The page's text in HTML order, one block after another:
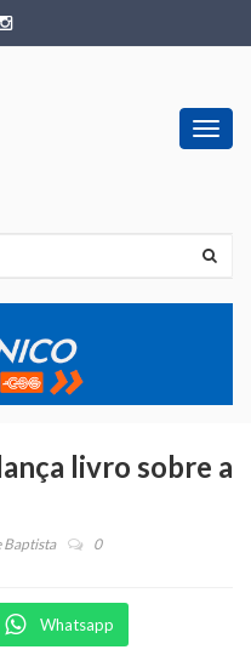
livro sobre a
Baptista 0
Whatsapp